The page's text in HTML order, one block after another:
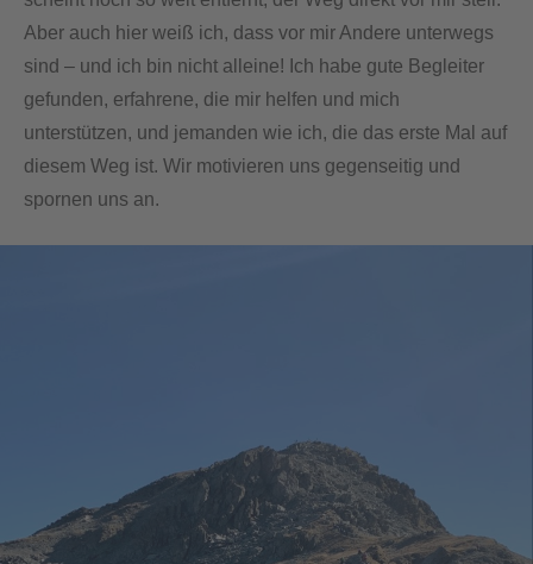
Aber auch hier weiß ich, dass vor mir Andere unterwegs
sind – und ich bin nicht alleine! Ich habe gute Begleiter
gefunden, erfahrene, die mir helfen und mich
unterstützen, und jemanden wie ich, die das erste Mal auf
diesem Weg ist. Wir motivieren uns gegenseitig und
spornen uns an.